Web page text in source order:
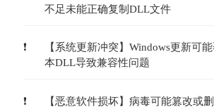
不足未能正确复制DLL文件
【系统更新冲突】Windows更新可
本DLL导致兼容性问题
【恶意软件损坏】病毒可能篡改或